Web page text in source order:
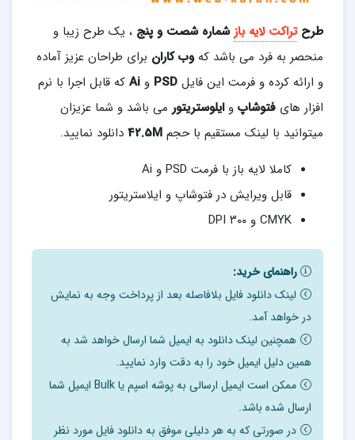
طرحتراکت لایه بازشماره شصت و پنج ، یک طرح زیبا و
منحصر به فرد می باشد که وب کاران برای طراحان عزیز آماده
و ارائه کرده و فرمت این فایل PSD و Ai که قابل اجرا با نرم
افزار های فتوشاپ وایلوستریتورمی باشد و شما عزیزان
میتوانید با لینک مستقیم با حجم 42.5M دانلود نمایید.
کاملا لایه باز با فرمت PSD و Ai
قابل ویرایش در فتوشاپ و ایلاستریتور
CMYK و ۳۰۰ DPI
راهنمای خرید:
لینک دانلود فایل بلافاصله بعد از پرداخت وجه به نمایش
در خواهد آمد.
همچنین لینک دانلود به ایمیل شما ارسال خواهد شد به
همین دلیل ایمیل خود را به دقت وارد نمایید.
ممکن است ایمیل ارسالی به پوشه اسپم یا Bulk ایمیل شما
ارسال شده باشد.
در صورتی که به هر دلیلی موفق به دانلود فایل مورد نظر